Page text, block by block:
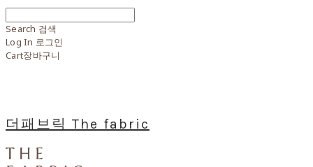
Search 검색
Log In 로그인
Cart장바구니
더패브릭 The fabric